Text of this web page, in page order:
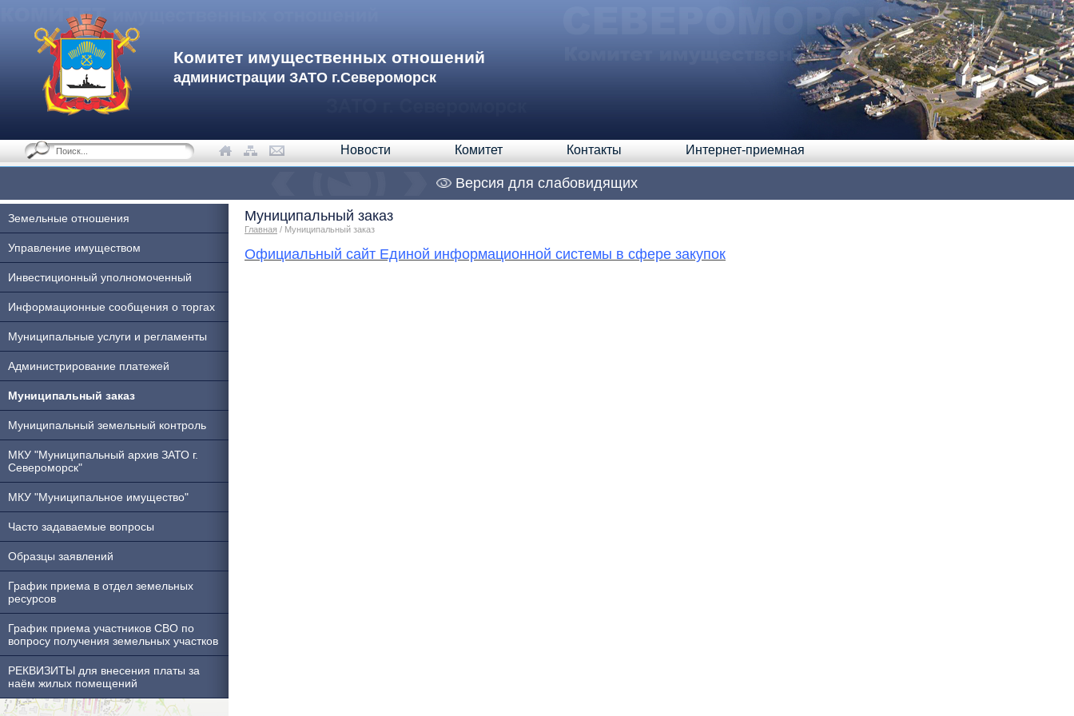
Комитет имущественных отношений
администрации ЗАТО г.Североморск
Новости Комитет Контакты Интернет-приемная
Версия для слабовидящих
Земельные отношения
Управление имуществом
Инвестиционный уполномоченный
Информационные сообщения о торгах
Муниципальные услуги и регламенты
Администрирование платежей
Муниципальный заказ
Муниципальный земельный контроль
МКУ "Муниципальный архив ЗАТО г.
Североморск"
МКУ "Муниципальное имущество"
Часто задаваемые вопросы
Образцы заявлений
График приема в отдел земельных
ресурсов
График приема участников СВО по
вопросу получения земельных участков
РЕКВИЗИТЫ для внесения платы за
наём жилых помещений
Муниципальный заказ
Главная / Муниципальный заказ
Официальный сайт Единой информационной системы в сфере закупок